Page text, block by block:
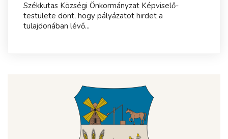
Székkutas Községi Önkormányzat Képviselő-
testülete dönt, hogy pályázatot hirdet a
tulajdonában lévő...